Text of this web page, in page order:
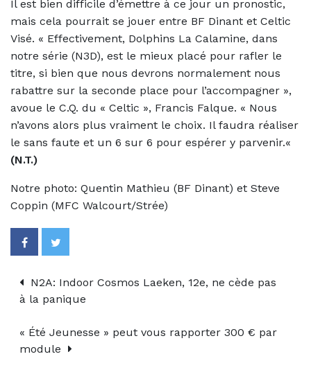
Il est bien difficile d’émettre à ce jour un pronostic,
mais cela pourrait se jouer entre BF Dinant et Celtic
Visé. « Effectivement, Dolphins La Calamine, dans
notre série (N3D), est le mieux placé pour rafler le
titre, si bien que nous devrons normalement nous
rabattre sur la seconde place pour l’accompagner »,
avoue le C.Q. du « Celtic », Francis Falque. « Nous
n’avons alors plus vraiment le choix. Il faudra réaliser
le sans faute et un 6 sur 6 pour espérer y parvenir.«
(N.T.)
Notre photo: Quentin Mathieu (BF Dinant) et Steve
Coppin (MFC Walcourt/Strée)
N2A: Indoor Cosmos Laeken, 12e, ne cède pas
à la panique
« Été Jeunesse » peut vous rapporter 300 € par
module